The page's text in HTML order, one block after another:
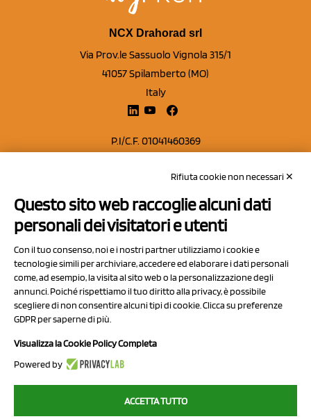
NCX Drahorad srl
Via Prov.le Sassuolo Vignola 315/1
41057 Spilamberto (MO)
Italy
P.I/C.F. 01041460369
Capitale sociale Euro 50.000,00 i.v.
Contatti
Privacy Policy
Cookie Policy
Chi Siamo
2023 NCX Drahorad srl - All rights reserved
myfruit.it è parte del network diNCX DRAHORAD
Rifiuta cookie non necessari ✕
Questo sito web raccoglie alcuni dati
personali dei visitatori e utenti
Con il tuo consenso, noi e i nostri partner utilizziamo i cookie e
tecnologie simili per archiviare, accedere ed elaborare i dati personali
come, ad esempio, la visita al sito web o la personalizzazione degli
annunci. Poiché rispettiamo il tuo diritto alla privacy, è possibile
scegliere di non consentire alcuni tipi di cookie. Clicca su preferenze
GDPR per saperne di più.
Visualizza la Cookie Policy Completa
Powered by
ACCETTA TUTTO